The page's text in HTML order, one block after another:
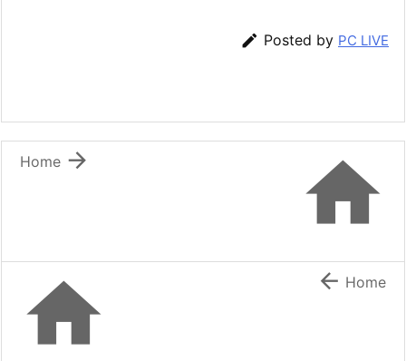
 Posted by PC LIVE


Home
  Home